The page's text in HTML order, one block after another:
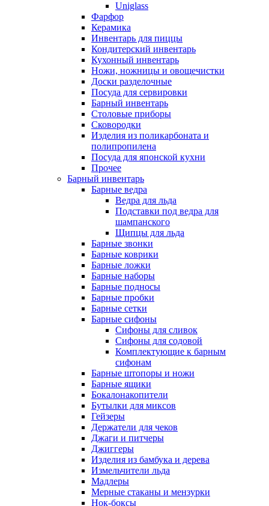
Uniglass
Фарфор
Керамика
Инвентарь для пиццы
Кондитерский инвентарь
Кухонный инвентарь
Ножи, ножницы и овощечистки
Доски разделочные
Посуда для сервировки
Барный инвентарь
Столовые приборы
Сковородки
Изделия из поликарбоната и
полипропилена
Посуда для японской кухни
Прочее
Барный инвентарь
Барные ведра
Ведра для льда
Подставки под ведра для
шампанского
Щипцы для льда
Барные звонки
Барные коврики
Барные ложки
Барные наборы
Барные подносы
Барные пробки
Барные сетки
Барные сифоны
Сифоны для сливок
Сифоны для содовой
Комплектующие к барным
сифонам
Барные штопоры и ножи
Барные ящики
Бокалонакопители
Бутылки для миксов
Гейзеры
Держатели для чеков
Джаги и питчеры
Джиггеры
Изделия из бамбука и дерева
Измельчители льда
Мадлеры
Мерные стаканы и мензурки
Нок-боксы